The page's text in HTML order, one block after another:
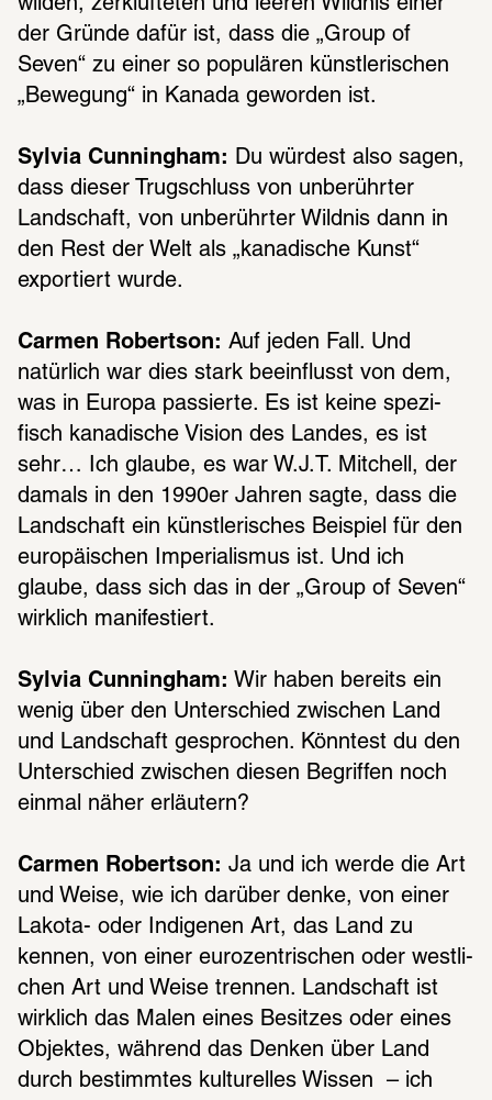
wilden, zerklüf­te­ten und leeren Wild­nis einer
der Gründe dafür ist, dass die „Group of
Seven“ zu einer so popu­lä­ren künst­le­ri­schen
„Bewe­gung“ in Kanada gewor­den ist.
Sylvia Cunningham:
Du würdest also sagen,
dass dieser Trug­schluss von unbe­rühr­ter
Land­schaft, von unbe­rühr­ter Wild­nis dann in
den Rest der Welt als „kana­di­sche Kunst“
expor­tiert wurde.
Carmen Robertson: Auf jeden Fall. Und
natür­lich war dies stark beein­flusst von dem,
was in Europa passierte. Es ist keine spezi­
fisch kana­di­sche Vision des Landes, es ist
sehr… Ich glaube, es war W.J.T. Mitchell, der
damals in den 1990er Jahren sagte, dass die
Land­schaft ein künst­le­ri­sches Beispiel für den
euro­päi­schen Impe­ria­lis­mus ist. Und ich
glaube, dass sich das in der „Group of Seven“
wirk­lich mani­fes­tiert.
Sylvia Cunningham: Wir haben bereits ein
wenig über den Unter­schied zwischen Land
und Land­schaft gespro­chen. Könn­test du den
Unter­schied zwischen diesen Begrif­fen noch
einmal näher erläu­tern?
Carmen Robertson: Ja und ich werde die Art
und Weise, wie ich darüber denke, von einer
Lakota- oder Indi­ge­nen Art, das Land zu
kennen, von einer euro­zen­tri­schen oder west­li­
chen Art und Weise tren­nen. Land­schaft ist
wirk­lich das Malen eines Besit­zes oder eines
Objek­tes, während das Denken über Land
durch bestimm­tes kultu­rel­les Wissen  – ich